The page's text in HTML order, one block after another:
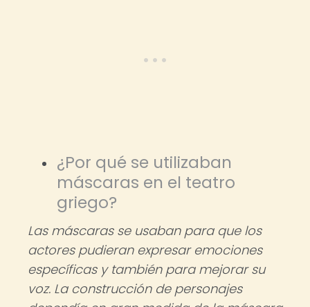
¿Por qué se utilizaban
máscaras en el teatro
griego?
Las máscaras se usaban para que los
actores pudieran expresar emociones
específicas y también para mejorar su
voz. La construcción de personajes